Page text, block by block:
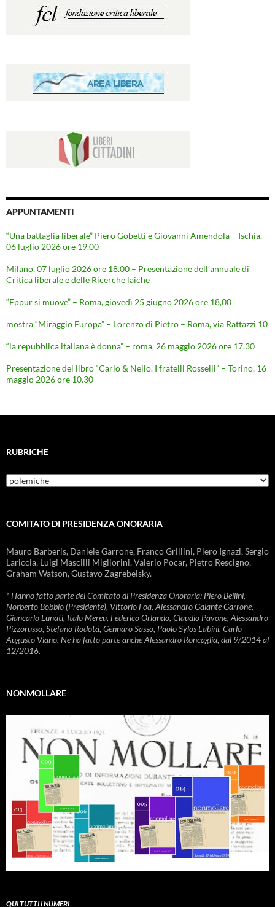
APPUNTAMENTI
“Una battaglia liberale” Piero Gobetti e Giovanni Amendola – Ischia,
06 luglio 2026 ore 19.00
Milano, 07 luglio 2026 ore 18.00 – Presentazione dell’annuale di
Critica liberale e delle Ricerche laiche
“Eppur si muove” – Roma, giovedì 25 giugno 2026 ore 18,00
mostra “Miraggio Europa” – Lorenzo di Pietro – Roma, via Rattazzi 10
“la repubblica italiana è donna” – roma, 26 maggio 2026 ore 17.30
Presentazione del libro “Carlo & Nello. I fratelli Rosselli” – Torino, 16
maggio 2026 ore 10.30
RUBRICHE
Rubriche
COMITATO DI PRESIDENZA ONORARIA
Mauro Barberis, Daniele Garrone, Franco Grillini, Piero Ignazi, Sergio
Lariccia, Luigi Mascilli Migliorini, Valerio Pocar, Pietro Rescigno,
Graham Watson, Gustavo Zagrebelsky.
* Hanno fatto parte del Comitato di Presidenza Onoraria: Piero Bellini,
Norberto Bobbio (Presidente), Vittorio Foa, Alessandro Galante Garrone,
Giancarlo Lunati, Italo Mereu, Federico Orlando, Claudio Pavone, Alessandro
Pizzorusso, Stefano Rodotà, Gennaro Sasso, Paolo Sylos Labini, Carlo
Augusto Viano. Ne ha fatto parte anche Alessandro Roncaglia, dal 9/2014 al
12/2016.
NONMOLLARE
QUI TUTTI I NUMERI